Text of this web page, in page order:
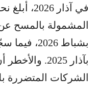
المشمولة بالمسح عن
بآذار 2025.
الشركات المتضررة بلغ